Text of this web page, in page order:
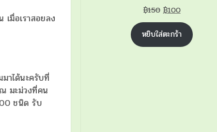
มื่อเราสอยลง
าได้นะครับที่
มะม่วงที่คน
ชนิด รับ
฿150 Original
price
was:
฿150.
฿100Current
price
is:
฿100.
หยิบใส่ตะกร้า